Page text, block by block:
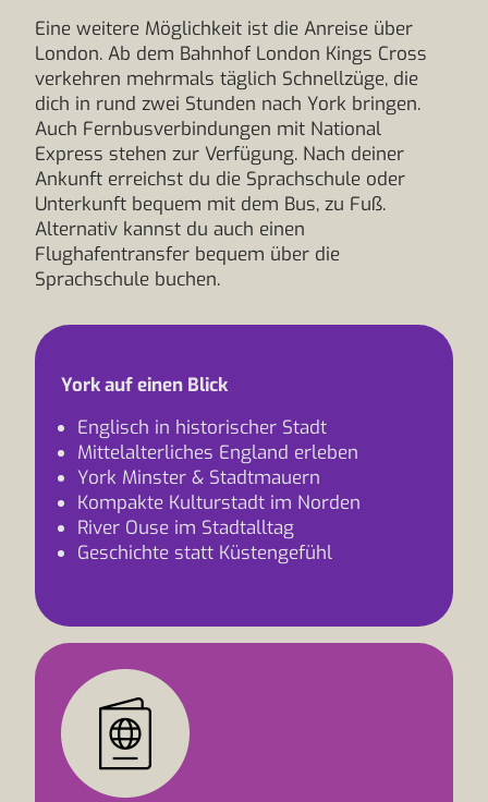
Eine weitere Möglichkeit ist die Anreise über
London. Ab dem Bahnhof London Kings Cross
verkehren mehrmals täglich Schnellzüge, die
dich in rund zwei Stunden nach York bringen.
Auch Fernbusverbindungen mit National
Express stehen zur Verfügung. Nach deiner
Ankunft erreichst du die Sprachschule oder
Unterkunft bequem mit dem Bus, zu Fuß.
Alternativ kannst du auch einen
Flughafentransfer bequem über die
Sprachschule buchen.
York auf einen Blick
Englisch in historischer Stadt
Mittelalterliches England erleben
York Minster & Stadtmauern
Kompakte Kulturstadt im Norden
River Ouse im Stadtalltag
Geschichte statt Küstengefühl